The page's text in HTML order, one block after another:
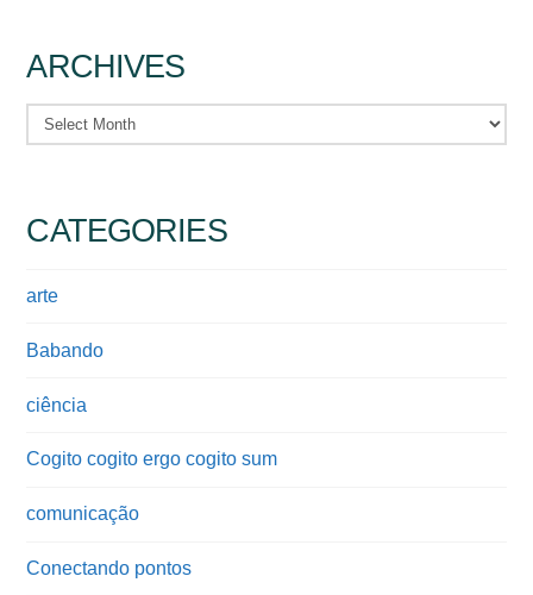
ARCHIVES
Archives
CATEGORIES
arte
Babando
ciência
Cogito cogito ergo cogito sum
comunicação
Conectando pontos